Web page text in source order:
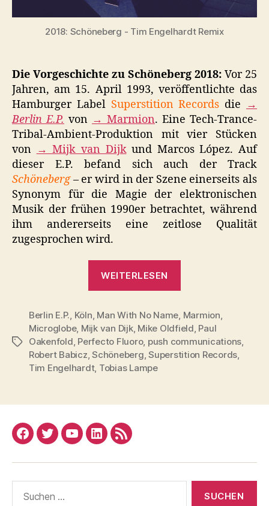
2018: Schöneberg - Tim Engelhardt Remix
Die Vorgeschichte zu Schöneberg 2018: Vor 25
Jahren, am 15. April 1993, veröffentlichte das
Hamburger Label Superstition Records die →
Berlin E.P. von → Marmion. Eine Tech-Trance-
Tribal-Ambient-Produktion mit vier Stücken
von → Mijk van Dijkund Marcos López. Auf
dieser E.P. befand sich auch der Track
Schöneberg– er wird in der Szene einerseits als
Synonym für die Magie der elektronischen
Musik der frühen 1990er betrachtet, während
ihm andererseits eine zeitlose Qualität
zugesprochen wird.
WEITERLESEN
Der
Klub-
Klassiker
Schlagwörter
Berlin E.P., Köln, Man With No Name, Marmion,
Microglobe, Mijk van Dijk, Mike Oldfield, Paul
Oakenfold, Perfecto Fluoro, push communications,
Robert Babicz,Schöneberg,Superstition Records,
Tim Engelhardt, Tobias Lampe
Facebook
TwitterYouTube
LinkedRSS
nach: